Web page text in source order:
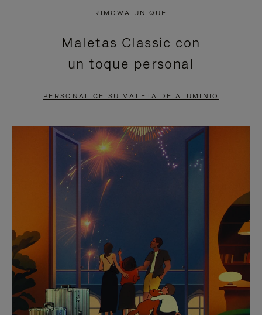
PAUSADO,
PULSE
PARA
ESTÁ
DESACTIVADO:
PULSE
ACTIVARLO.
RIMOWA UNIQUE
Maletas Classic con
un toque personal
PERSONALICE SU MALETA DE ALUMINIO